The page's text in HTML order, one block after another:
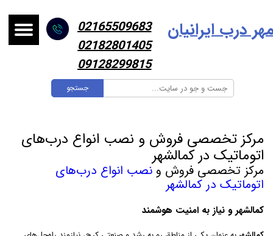
جستجو
درب ایرانیان
02165509683
02182801405
09128299815
مرکز تخصصی فروش و نصب انواع درب‌های
اتوماتیک در کمالشهر
مرکز تخصصی فروش و نصب انواع درب‌های
اتوماتیک در کمالشهر
کمالشهر و نیاز به امنیت هوشمند